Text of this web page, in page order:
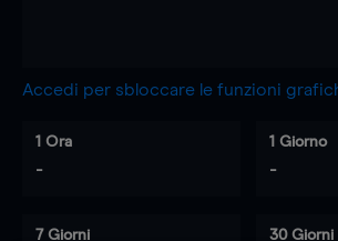
Accedi per sbloccare le funzioni
1 Ora
-
1 Giorno
-
7 Giorni 30 Giorni